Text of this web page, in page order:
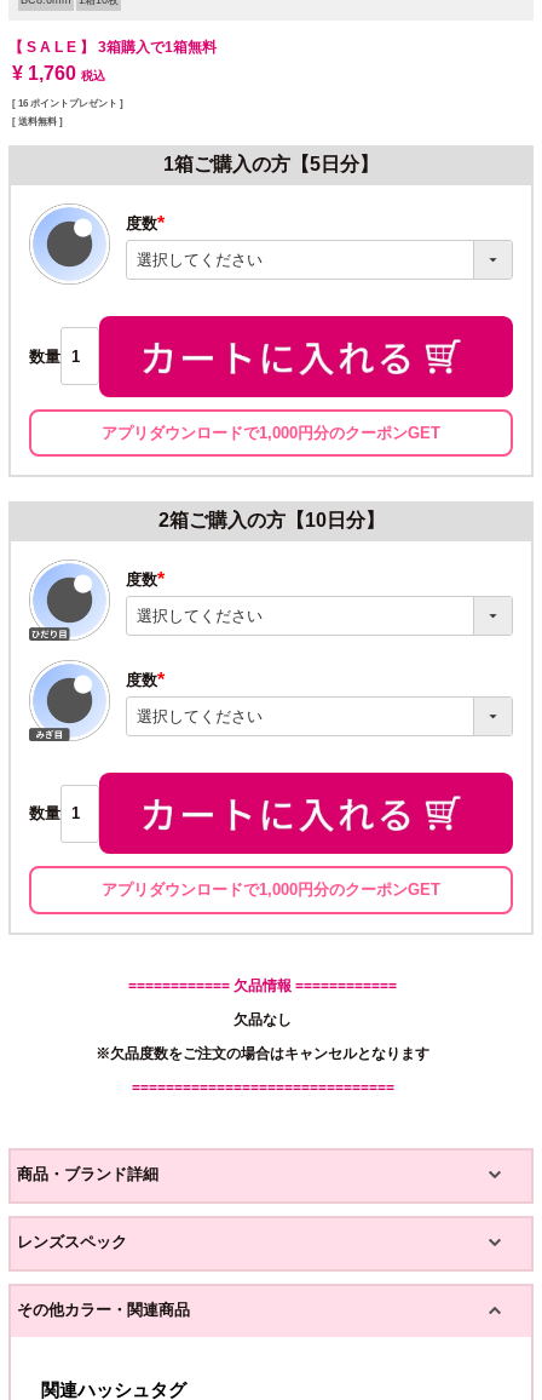
【 S A L E 】 3箱購入で1箱無料
¥ 1,760 税込
[ 16 ポイントプレゼント ]
送料無料
1箱ご購入の方【5日分】
度数
(必
須)
数量
アプリダウンロードで1,000円分のクーポンGET
2箱ご購入の方【10日分】
度数
(必
須)
度数
(必
須)
数量
アプリダウンロードで1,000円分のクーポンGET
============ 欠品情報 ============
欠品なし
※欠品度数をご注文の場合はキャンセルとなります
===============================
商品・ブランド詳細
レンズスペック
その他カラー・関連商品
関連ハッシュタグ